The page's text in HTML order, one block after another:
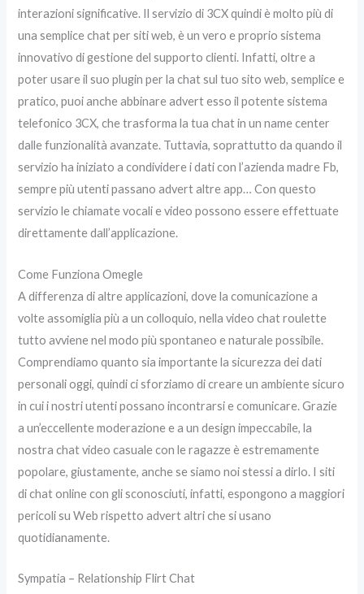
interazioni significative. Il servizio di 3CX quindi è molto più di
una semplice chat per siti web, è un vero e proprio sistema
innovativo di gestione del supporto clienti. Infatti, oltre a
poter usare il suo plugin per la chat sul tuo sito web, semplice e
pratico, puoi anche abbinare advert esso il potente sistema
telefonico 3CX, che trasforma la tua chat in un name center
dalle funzionalità avanzate. Tuttavia, soprattutto da quando il
servizio ha iniziato a condividere i dati con l’azienda madre Fb,
sempre più utenti passano advert altre app… Con questo
servizio le chiamate vocali e video possono essere effettuate
direttamente dall’applicazione.
Come Funziona Omegle
A differenza di altre applicazioni, dove la comunicazione a
volte assomiglia più a un colloquio, nella video chat roulette
tutto avviene nel modo più spontaneo e naturale possibile.
Comprendiamo quanto sia importante la sicurezza dei dati
personali oggi, quindi ci sforziamo di creare un ambiente sicuro
in cui i nostri utenti possano incontrarsi e comunicare. Grazie
a un’eccellente moderazione e a un design impeccabile, la
nostra chat video casuale con le ragazze è estremamente
popolare, giustamente, anche se siamo noi stessi a dirlo. I siti
di chat online con gli sconosciuti, infatti, espongono a maggiori
pericoli su Web rispetto advert altri che si usano
quotidianamente.
Sympatia – Relationship Flirt Chat